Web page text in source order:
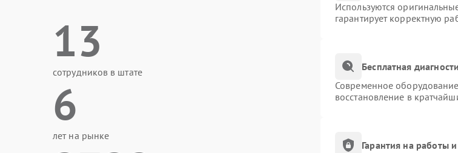
13
сотрудников в штате
6
лет на рынке
Используются
гарантирует корректную
Бесплатная
Современное
восстановление в
Гарантия на работы